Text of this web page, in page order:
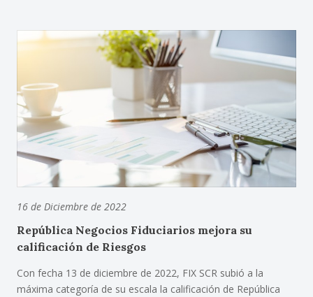
16 de Diciembre de 2022
República Negocios Fiduciarios mejora su
calificación de Riesgos
Con fecha 13 de diciembre de 2022, FIX SCR subió a la
máxima categoría de su escala la calificación de República